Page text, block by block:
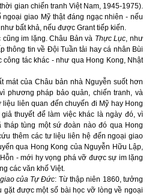
gian chiến tranh Việt Nam, 1945-1975).
giao Mỹ thật đáng ngạc nhiên - nếu
bất khả, nếu được Grant tiếp kiến.
im lặng. Châu Bản và Thực Lục, như
thông tin về Đội Tuần tải hay cá nhân Bùi
tác khác - như qua Hong Kong, Nhật
mát của Châu bản nhà Nguyễn suốt hơn
phương pháp bảo quản, chiến tranh, và
liên quan đến chuyến đi Mỹ hay Hong
thuyết để làm việc khác là ngày đó, vì
tùng một sứ đoàn nào đó qua Hong
thêm các tư liệu liên hệ đến ngoại giao
qua Hong Kong của Nguyễn Hữu Lập,
- mới hy vọng phá vỡ được sự im lặng
các văn khố Việt.
của Tự Đức: Từ thập niên 1860, tưởng
gặt được một số bài học vỡ lòng về ngoại